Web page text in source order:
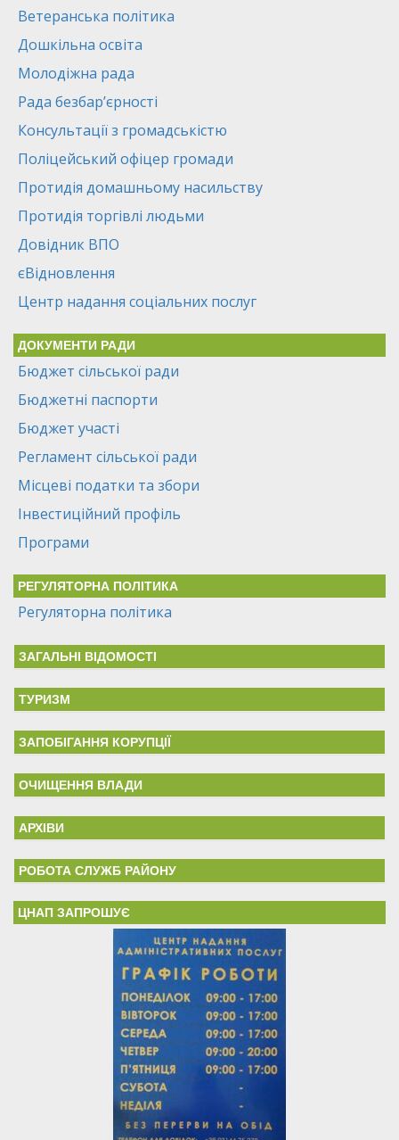
Ветеранська політика
Дошкільна освіта
Молодіжна рада
Рада безбар’єрності
Консультації з громадськістю
Поліцейський офіцер громади
Протидія домашньому насильству
Протидія торгівлі людьми
Довідник ВПО
єВідновлення
Центр надання соціальних послуг
ДОКУМЕНТИ РАДИ
Бюджет сільської ради
Бюджетні паспорти
Бюджет участі
Регламент сільської ради
Місцеві податки та збори
Інвестиційний профіль
Програми
РЕГУЛЯТОРНА ПОЛІТИКА
Регуляторна політика
ЗАГАЛЬНІ ВІДОМОСТІ
ТУРИЗМ
ЗАПОБІГАННЯ КОРУПЦІЇ
ОЧИЩЕННЯ ВЛАДИ
АРХІВИ
РОБОТА СЛУЖБ РАЙОНУ
ЦНАП ЗАПРОШУЄ